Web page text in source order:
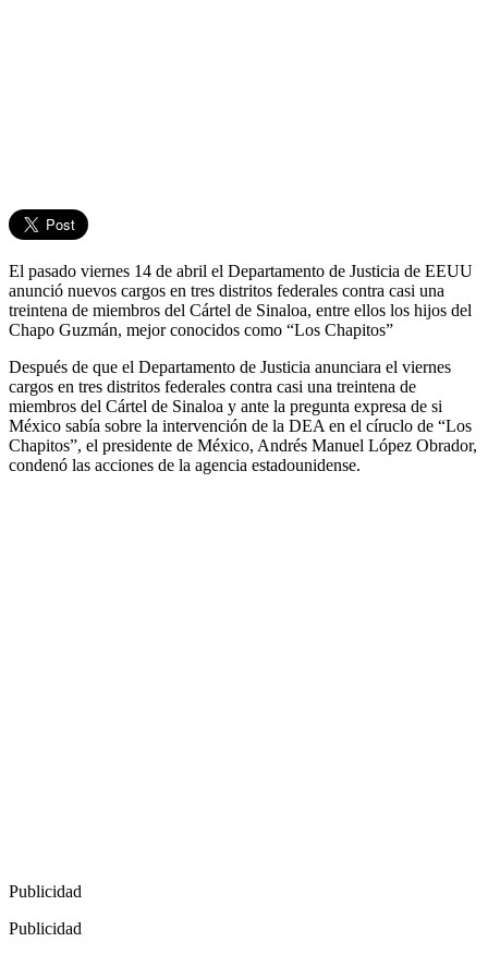
El pasado viernes 14 de abril el Departamento de Justicia de EEUU
anunció nuevos cargos en tres distritos federales contra casi una
treintena de miembros del Cártel de Sinaloa, entre ellos los hijos del
Chapo Guzmán, mejor conocidos como “Los Chapitos”
Después de que el Departamento de Justicia anunciara el viernes
cargos en tres distritos federales contra casi una treintena de
miembros del Cártel de Sinaloa y ante la pregunta expresa de si
México sabía sobre la intervención de la DEA en el círuclo de “Los
Chapitos”, el presidente de México, Andrés Manuel López Obrador,
condenó las acciones de la agencia estadounidense.
Publicidad
Publicidad